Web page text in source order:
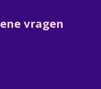
SizaEntree neemt
binnen
je op.
vragen